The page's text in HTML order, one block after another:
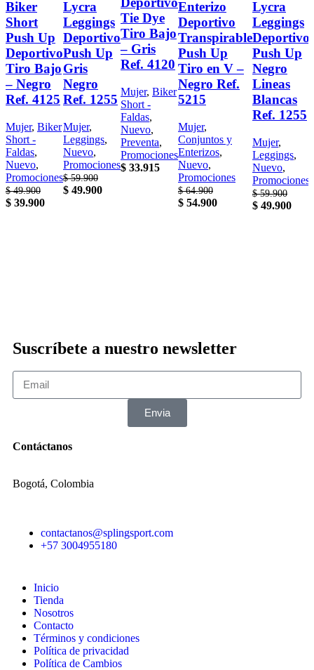
Biker
Short
Push Up
Deportivo
Tiro Bajo
– Negro
Ref. 4125
Mujer, Biker
Short -
Faldas,
Nuevo,
Promociones
$49.900
$ 39.900
Lycra
Leggings
Deportivo
Push Up
Gris
Negro
Ref. 1255
Mujer,
Leggings,
Nuevo,
Promociones
$59.900
$ 49.900
Tie Dye
Tiro Bajo
– Gris
Ref. 4120
Mujer, Biker
Short -
Faldas,
Nuevo,
Preventa,
Promociones
$ 33.915
Enterizo
Deportivo
Transpirable
Push Up
Tiro en V –
Negro Ref.
5215
Mujer,
Conjuntos y
Enterizos,
Nuevo,
Promociones
$64.900
$ 54.900
Lycra
Leggings
Deportivo
Push Up
Negro
Lineas
Blancas
Ref. 1255
Mujer,
Leggings,
Nuevo,
Promociones
$59.900
$ 49.900
Suscríbete a nuestro newsletter
Envia
Contáctanos
Bogotá, Colombia
contactanos@splingsport.com
+57 3004955180
Inicio
Tienda
Nosotros
Contacto
Términos y condiciones
Política de privacidad
Política de Cambios